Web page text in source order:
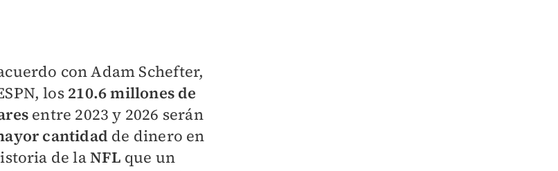
con Adam Schefter,
los210.6 millones de
entre 2023 y 2026 serán
cantidad de dinero en
de laNFL que un